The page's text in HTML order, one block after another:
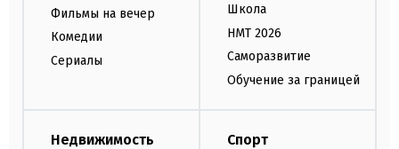
Фильмы на вечер
Комедии
Сериалы
Школа
НМТ 2026
Саморазвитие
Обучение за границей
Недвижимость Спорт